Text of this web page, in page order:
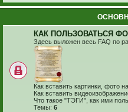
КАК ПОЛЬЗОВАТЬСЯ
Здесь выложен весь FAQ по
Как вставить картинки, фото
Как вставить
Что такое "ТЭГИ", как ими
Темы: 6